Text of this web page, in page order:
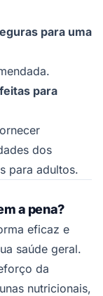
para uma
para
dos
para adultos.
a pena?
eficaz e
saúde geral.
da
nutricionais,